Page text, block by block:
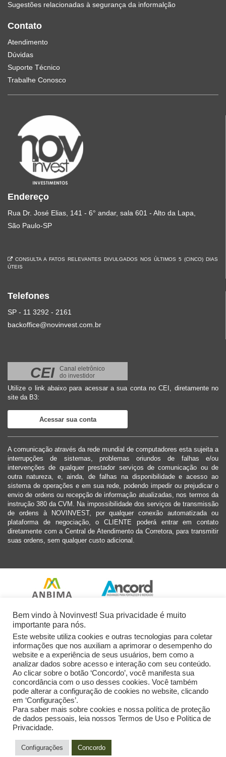
Sugestões relacionadas à segurança da informalção
Contato
Atendimento
Dúvidas
Suporte Técnico
Trabalhe Conosco
Endereço
Rua Dr. José Elias, 141 - 6° andar, sala 601 - Alto da Lapa,
São Paulo-SP
CONSULTA A FATOS RELEVANTES DIVULGADOS NOS ÚLTIMOS 5 (CINCO) DIAS
ÚTEIS
Telefones
SP - 11 3292 - 2161
backoffice@novinvest.com.br
CEI
Canal eletrônico
do investidor
Utilize o link abaixo para acessar a sua conta no CEI, diretamente no
site da B3:
Acessar sua conta
A comunicação através da rede mundial de computadores esta sujeita a
interrupções de sistemas, problemas oriundos de falhas e/ou
intervenções de qualquer prestador serviços de comunicação ou de
outra natureza, e, ainda, de falhas na disponibilidade e acesso ao
sistema de operações e em sua rede, podendo impedir ou prejudicar o
envio de ordens ou recepção de informação atualizadas, nos termos da
instrução 380 da CVM. Na impossibilidade dos serviços de transmissão
de ordens à NOVINVEST, por qualquer conexão automatizada ou
plataforma de negociação, o CLIENTE poderá entrar em contato
diretamente com a Central de Atendimento da Corretora, para transmitir
suas ordens, sem qualquer custo adicional.
Bem vindo à Novinvest! Sua privacidade é muito
importante para nós.
Este website utiliza cookies e outras tecnologias para coletar
informações que nos auxiliam a aprimorar o desempenho do
website e a experiência de seus usuários, bem como a
analizar dados sobre acesso e interação com seu conteúdo.
Ao clicar sobre o botão ‘Concordo’, você manifesta sua
concordância com o uso desses cookies. Você também
pode alterar a configuração de cookies no website, clicando
em ‘Configurações’.
Para saber mais sobre cookies e nossa política de proteção
de dados pessoais, leia nossos Termos de Uso e Política de
Privacidade.
Configurações Concordo